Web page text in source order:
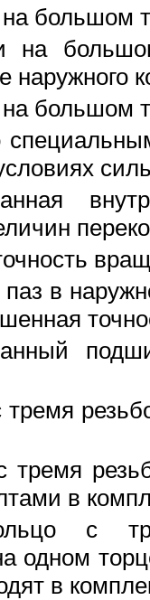
большом
на
наружного
большом
в
тремя
тремя
в
с
одном
в